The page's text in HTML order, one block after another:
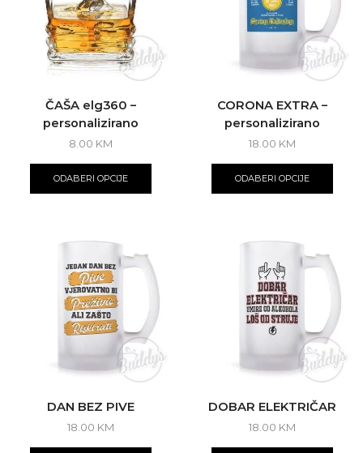
ČAŠA elg360 –
personalizirano
8.00 KM
ODABERI OPCIJE
CORONA EXTRA –
personalizirano
18.00 KM
ODABERI OPCIJE
DAN BEZ PIVE
18.00 KM
DOBAR ELEKTRIČAR
18.00 KM